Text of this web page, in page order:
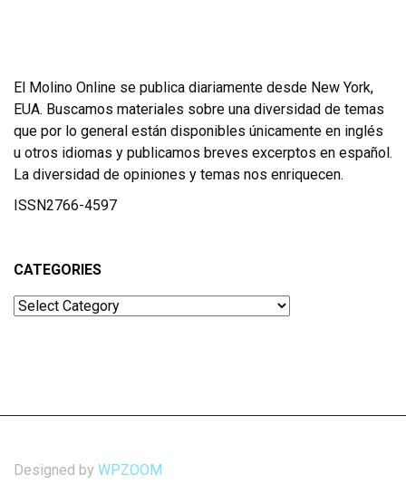
El Molino Online se publica diariamente desde New York,
EUA. Buscamos materiales sobre una diversidad de temas
que por lo general están disponibles únicamente en inglés
u otros idiomas y publicamos breves excerptos en español.
La diversidad de opiniones y temas nos enriquecen.
ISSN2766-4597
CATEGORIES
Categories
Designed by WPZOOM